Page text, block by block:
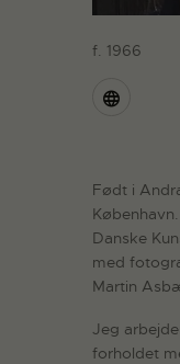
f. 1966
Født i
Danske
med
Martin
Jeg
forholdet